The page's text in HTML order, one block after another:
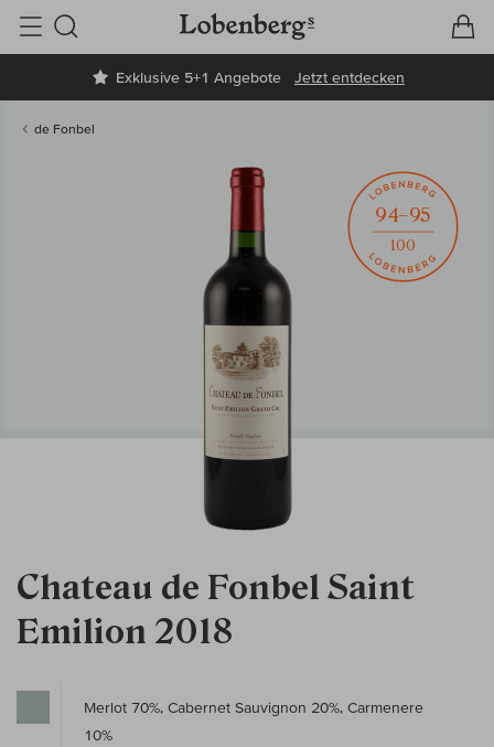
Exklusive 5+1 Angebote Jetzt entdecken
Suche
de Fonbel
Chateau de Fonbel Saint
Emilion 2018
94–95
100
Merlot 70%, Cabernet Sauvignon 20%, Carmenere
10%